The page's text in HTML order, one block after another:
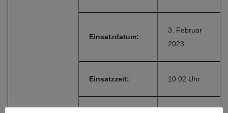
Einsatzdatum:
3. Februar
2023
Einsatzzeit: 10:02 Uhr